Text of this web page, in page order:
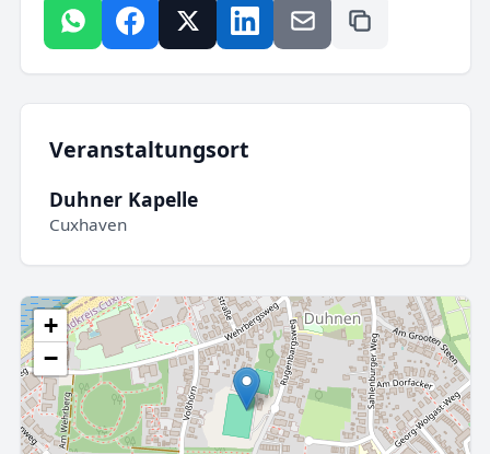
Veranstaltungsort
Duhner Kapelle
Cuxhaven
+
−